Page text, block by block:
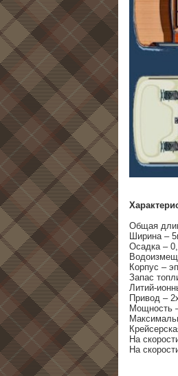
Общая
Ширина –
Осадка –
Корпус –
Запас
Литий-
Привод –
Мощность
На
На